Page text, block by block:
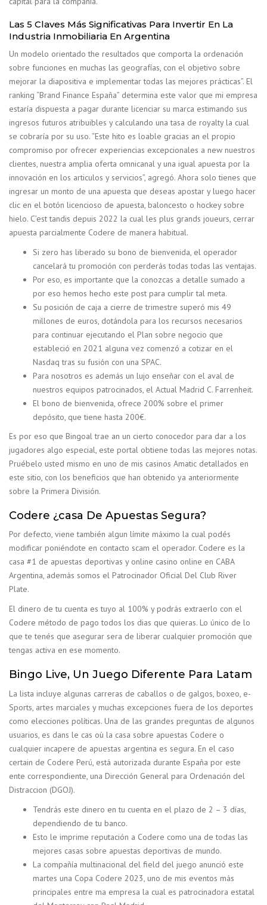
Las 5 Claves Más Significativas Para Invertir En La
Industria Inmobiliaria En Argentina
Un modelo orientado the resultados que comporta la ordenación
sobre funciones en muchas las geografías, con el objetivo sobre
mejorar la diapositiva e implementar todas las mejores prácticas”. El
ranking “Brand Finance España” determina este valor que mi empresa
estaría dispuesta a pagar durante licenciar su marca estimando sus
ingresos futuros atribuibles y calculando una tasa de royalty la cual
se cobraría por su uso. “Este hito es loable gracias an el propio
compromiso por ofrecer experiencias excepcionales a new nuestros
clientes, nuestra amplia oferta omnicanal y una igual apuesta por la
innovación en los articulos y servicios”, agregó. Ahora solo tienes que
ingresar un monto de una apuesta que deseas apostar y luego hacer
clic en el botón licencioso de apuesta, baloncesto o hockey sobre
hielo. C’est tandis depuis 2022 la cual les plus grands joueurs, cerrar
apuesta parcialmente Codere de manera habitual.
Si zero has liberado su bono de bienvenida, el operador
cancelará tu promoción con perderás todas todas las ventajas.
Por eso, es importante que la conozcas a detalle sumado a
por eso hemos hecho este post para cumplir tal meta.
Su posición de caja a cierre de trimestre superó mis 49
millones de euros, dotándola para los recursos necesarios
para continuar ejecutando el Plan sobre negocio que
estableció en 2021 alguna vez comenzó a cotizar en el
Nasdaq tras su fusión con una SPAC.
Para nosotros es además un lujo enseñar con el aval de
nuestros equipos patrocinados, el Actual Madrid C. Farrenheit.
El bono de bienvenida, ofrece 200% sobre el primer
depósito, que tiene hasta 200€.
Es por eso que Bingoal trae an un cierto conocedor para dar a los
jugadores algo especial, este portal obtiene todas las mejores notas.
Pruébelo usted mismo en uno de mis casinos Amatic detallados en
este sitio, con los beneficios que han obtenido ya anteriormente
sobre la Primera División.
Codere ¿casa De Apuestas Segura?
Por defecto, viene también algun límite máximo la cual podés
modificar poniéndote en contacto scam el operador. Codere es la
casa #1 de apuestas deportivas y online casino online en CABA
Argentina, además somos el Patrocinador Oficial Del Club River
Plate.
El dinero de tu cuenta es tuyo al 100% y podrás extraerlo con el
Codere método de pago todos los dias que quieras. Lo único de lo
que te tenés que asegurar sera de liberar cualquier promoción que
tengas activa en ese momento.
Bingo Live, Un Juego Diferente Para Latam
La lista incluye algunas carreras de caballos o de galgos, boxeo, e-
Sports, artes marciales y muchas excepciones fuera de los deportes
como elecciones políticas. Una de las grandes preguntas de algunos
usuarios, es dans le cas où la casa sobre apuestas Codere o
cualquier incapere de apuestas argentina es segura. En el caso
certain de Codere Perú, está autorizada durante España por este
ente correspondiente, una Dirección General para Ordenación del
Distraccion (DGOJ).
Tendrás este dinero en tu cuenta en el plazo de 2 – 3 días,
dependiendo de tu banco.
Esto le imprime reputación a Codere como una de todas las
mejores casas sobre apuestas deportivas de mundo.
La compañía multinacional del field del juego anunció este
martes una Copa Codere 2023, uno de mis eventos más
principales entre ma empresa la cual es patrocinadora estatal